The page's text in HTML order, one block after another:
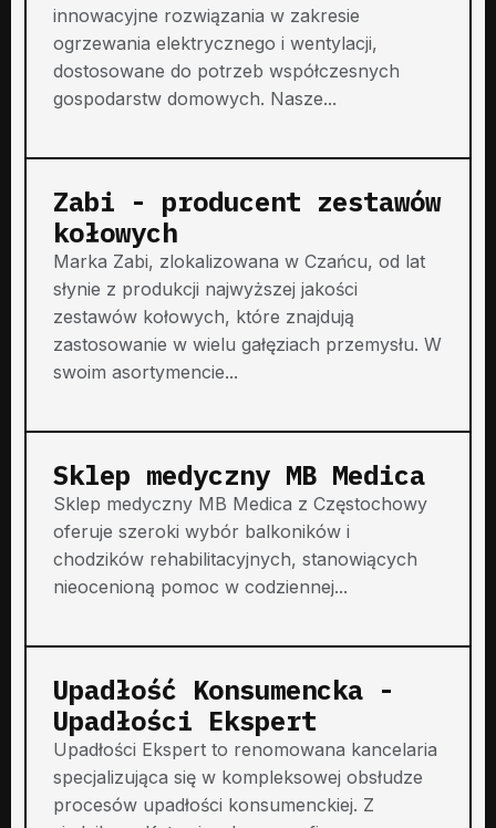
innowacyjne rozwiązania w zakresie
ogrzewania elektrycznego i wentylacji,
dostosowane do potrzeb współczesnych
gospodarstw domowych. Nasze...
Zabi - producent zestawów
kołowych
Marka Zabi, zlokalizowana w Czańcu, od lat
słynie z produkcji najwyższej jakości
zestawów kołowych, które znajdują
zastosowanie w wielu gałęziach przemysłu. W
swoim asortymencie...
Sklep medyczny MB Medica
Sklep medyczny MB Medica z Częstochowy
oferuje szeroki wybór balkoników i
chodzików rehabilitacyjnych, stanowiących
nieocenioną pomoc w codziennej...
Upadłość Konsumencka -
Upadłości Ekspert
Upadłości Ekspert to renomowana kancelaria
specjalizująca się w kompleksowej obsłudze
procesów upadłości konsumenckiej. Z